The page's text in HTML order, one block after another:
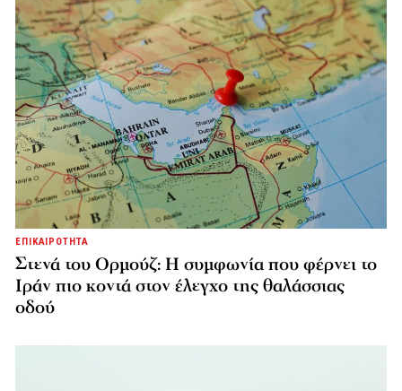
ΕΠΙΚΑΙΡΟΤΗΤΑ
Στενά του Ορμούζ: Η συμφωνία που φέρνει το
Ιράν πιο κοντά στον έλεγχο της θαλάσσιας
οδού